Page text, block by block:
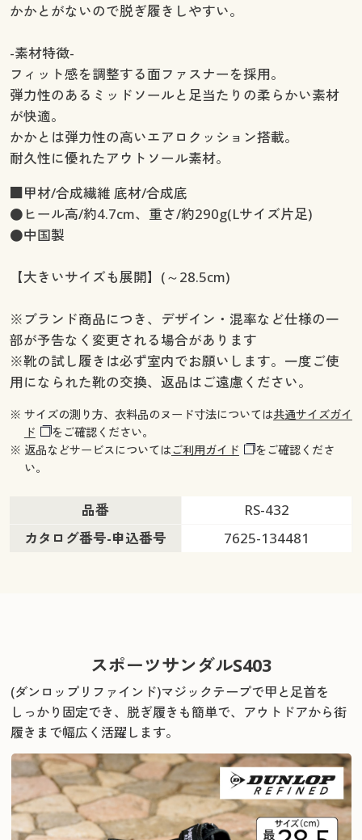
かかとがないので脱ぎ履きしやすい。
-素材特徴-
フィット感を調整する面ファスナーを採用。
弾力性のあるミッドソールと足当たりの柔らかい素材
が快適。
かかとは弾力性の高いエアロクッション搭載。
耐久性に優れたアウトソール素材。
■甲材/合成繊維 底材/合成底
●ヒール高/約4.7cm、重さ/約290g(Lサイズ片足)
●中国製
【大きいサイズも展開】(～28.5cm)
※ブランド商品につき、デザイン・混率など仕様の一
部が予告なく変更される場合があります
※靴の試し履きは必ず室内でお願いします。一度ご使
用になられた靴の交換、返品はご遠慮ください。
※ サイズの測り方、衣料品のヌード寸法については共通サイズガイ
ド
をご確認ください。
※ 返品などサービスについてはご利用ガイド
をご確認くださ
い。
品番
RS-432
カタログ番号-申込番号
7625-134481
スポーツサンダルS403
(ダンロップリファインド)マジックテープで甲と足首を
しっかり固定でき、 脱ぎ履きも簡単で、アウトドアから街
履きまで幅広く活躍します。